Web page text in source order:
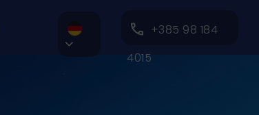

+385 98 184
4015